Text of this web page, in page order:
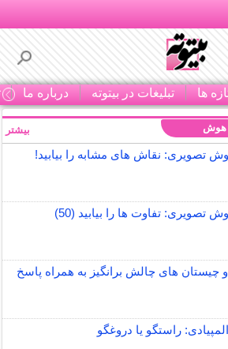
ها تبلیغات در بیتوته درباره ما
هوش
تصویری: نقاش های مشابه را بیابید!
تصویری: تفاوت ها را بیابید (50)
چیستان های چالش برانگیز به همراه پاسخ
راستگو یا دروغگو
بیشتر